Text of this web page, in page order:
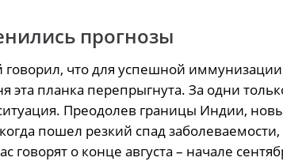
прогнозы
что для успешной
эта планка перепрыгнута. За одни
Преодолев границы Индии,
пошел резкий спад
говорят о конце августа – начале